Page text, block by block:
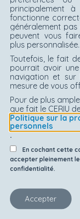
principalement
fonctionne
généralement
peuvent vous
plus personnalisée.
Toutefois, le fait
pourrait avoir
navigation et sur
mesure de vous
Pour de plus
que fait le CERIU
Politique sur la
personnels
.
En cochant cette
accepter pleinement
confidentialité.
Accepter